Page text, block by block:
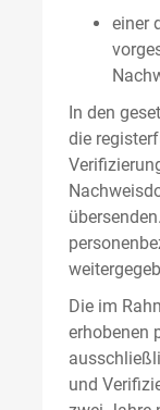
einer
In den
die
Die im
erhobenen
und